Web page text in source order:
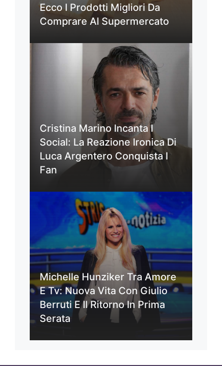
Ecco I Prodotti Migliori Da
Comprare Al Supermercato
Cristina Marino Incanta I
Social: La Reazione Ironica Di
Luca Argentero Conquista I
Fan
Michelle Hunziker Tra Amore
E Tv: Nuova Vita Con Giulio
Berruti E Il Ritorno In Prima
Serata